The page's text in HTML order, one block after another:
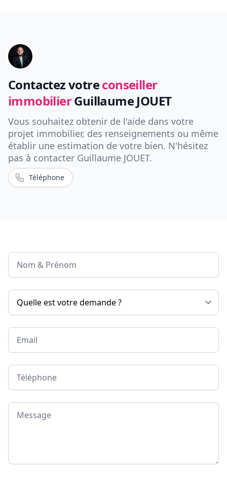
Contactez votreconseiller
immobilierGuillaume JOUET
Vous souhaitez obtenir de l'aide dans votre
projet immobilier, des renseignements ou même
établir une estimation de votre bien. N'hésitez
pas à contacter Guillaume JOUET.
Téléphone
Nom & Prénom
Email
Téléphone
Message